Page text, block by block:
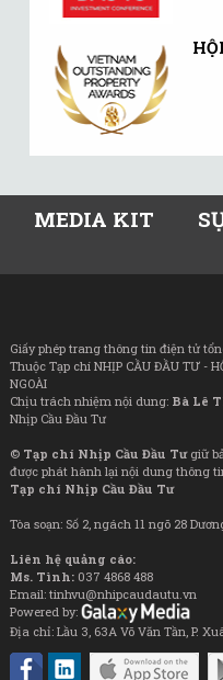
MEDIA KIT
Giấy phép trang thông tin điện tử
Thuộc Tạp chí NHỊP CẦU ĐẦU TƯ -
NGOÀI
Chịu trách nhiệm nội dung: Bà Lê
Nhịp Cầu Đầu Tư
© Tạp chí Nhịp Cầu Đầu Tưgiữ
được phát hành lại nội dung thông
Tạp chí Nhịp Cầu Đầu Tư
Tòa soạn: Số 2, ngách 11 ngõ 28
Liên hệ quảng cáo:
Ms. Tình: 037 4868 488
Email: tinhvu@nhipcaudautu.vn
Powered by:
Địa chỉ: Lầu 3, 63A Võ Văn Tần, P.